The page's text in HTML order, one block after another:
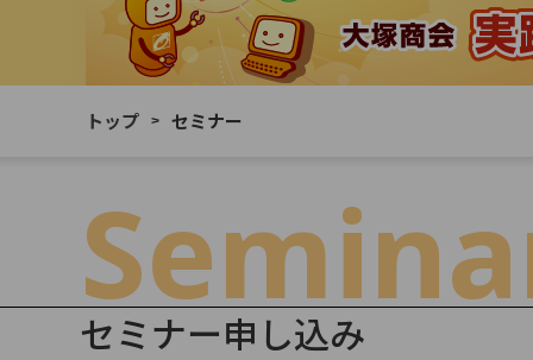
トップ セミナー
セミナー申し込み